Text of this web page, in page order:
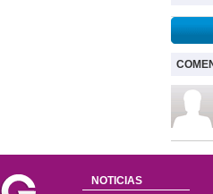
NOTICIAS